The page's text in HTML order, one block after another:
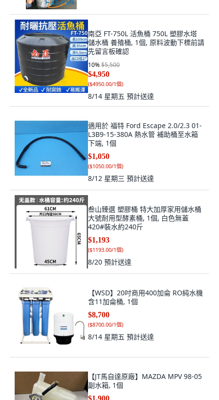
南亞 FT-750L 活魚桶 750L 塑膠水塔
儲水桶 養殖桶, 1個, 原料波動下標前請
先留言板確認
10%$5,500
$4,950
($4950.00/1個)
8/14 星期五 預計送達
適用於 福特 Ford Escape 2.0/2.3 01-
L3B9-15-380A 熱水管 補助桶至水箱
下端, 1個
$1,050
($1050.00/1個)
8/12 星期三 預計送達
叁山臻選 塑膠桶 特大加厚家用儲水桶
大號耐用型酵素桶, 1個, 白色無蓋
420#裝水約240斤
$1,193
($1193.00/1個)
8/20 預計送達
【WSD】20吋商用400加侖 RO純水機
含11加侖桶, 1個
$8,700
($8700.00/1個)
8/14 星期五 預計送達
【JT馬自達原廠】MAZDA MPV 98-05
副水箱, 1個
$1,900